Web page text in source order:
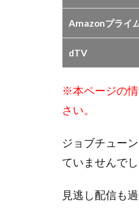
Amazonプライ
dTV
※本ページの
さい。
ジョブチュー
ていませんでし
見逃し配信も